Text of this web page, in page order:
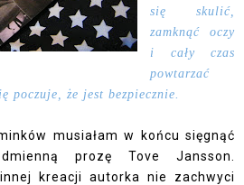
się skulić,
zamknąć oczy
i cały czas
powtarzać
poczuje, że jest bezpiecznie.
musiałam w końcu sięgnąć
prozę Tove Jansson.
kreacji autorka nie zachwyci